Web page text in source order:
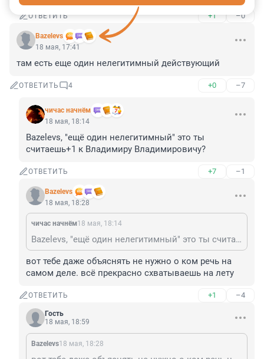
ОТВЕТИТЬ +1 –0
Bazelevs
18 мая, 17:41
там есть еще один нелегитимный действующий
ОТВЕТИТЬ 4 +0 –7
чичас начнём
18 мая, 18:14
Bazelevs, "ещё один нелегитимный" это ты
считаешь+1 к Владимиру Владимировичу?
ОТВЕТИТЬ +7 –1
Bazelevs
18 мая, 18:28
чичас начнём18 мая, 18:14
Bazelevs, "ещё один нелегитимный" это ты считаешь+1 к Владимиру Владимировичу?
вот тебе даже объяснять не нужно о ком речь на
самом деле. всё прекрасно схватываешь на лету
ОТВЕТИТЬ +1 –4
Гость
18 мая, 18:59
Bazelevs18 мая, 18:28